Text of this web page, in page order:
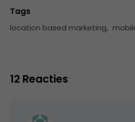
Tags
location based marketing,
12 Reacties